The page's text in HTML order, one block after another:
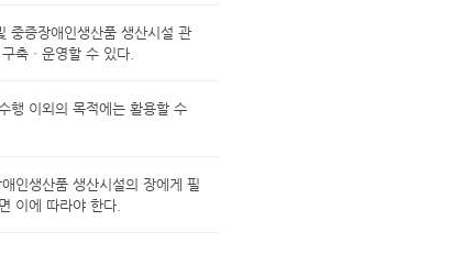
중증장애인생산품 생산시설 관
축ㆍ운영할 수 있다.
행 이외의 목적에는 활용할 수
인생산품 생산시설의 장에게 필
이에 따라야 한다.